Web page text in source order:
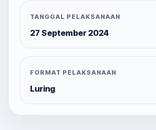
TANGGAL PELAKSANAAN
27 September 2024
FORMAT PELAKSANAAN
Luring